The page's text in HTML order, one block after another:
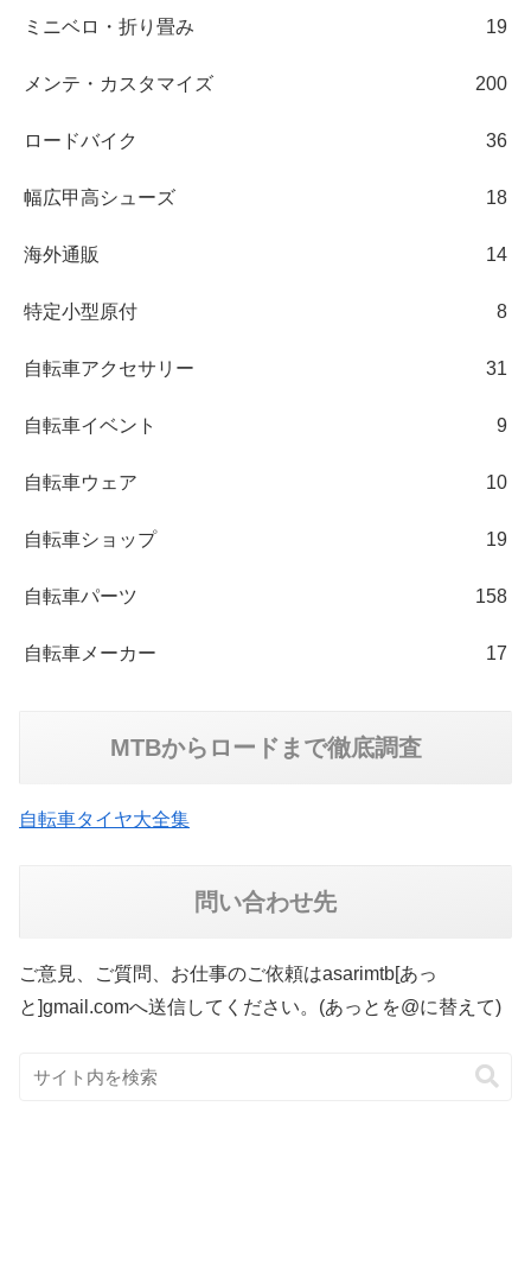
ミニベロ・折り畳み 19
メンテ・カスタマイズ 200
ロードバイク 36
幅広甲高シューズ 18
海外通販 14
特定小型原付 8
自転車アクセサリー 31
自転車イベント 9
自転車ウェア 10
自転車ショップ 19
自転車パーツ 158
自転車メーカー 17
MTBからロードまで徹底調査
自転車タイヤ大全集
問い合わせ先
ご意見、ご質問、お仕事のご依頼はasarimtb[あっ
と]gmail.comへ送信してください。(あっとを@に替えて)